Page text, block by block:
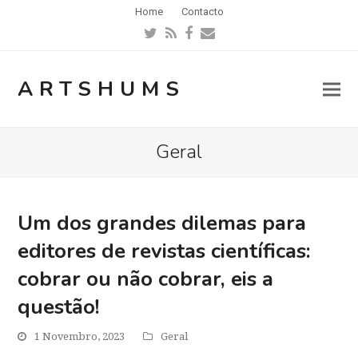
Home Contacto
Twitter
RSSFacebook
Email
ARTSHUMS
Geral
Um dos grandes dilemas para
editores de revistas científicas:
cobrar ou não cobrar, eis a
questão!
1 Novembro, 2023 Geral